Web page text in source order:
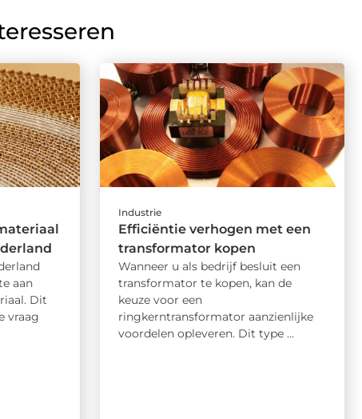
aan
Dit
vraag
Industrie
Efficiëntie verhogen met een
transformator kopen
Wanneer u als bedrijf besluit een
transformator te kopen, kan de
keuze voor een
ringkerntransformator aanzienlijke
voordelen opleveren. Dit type ...